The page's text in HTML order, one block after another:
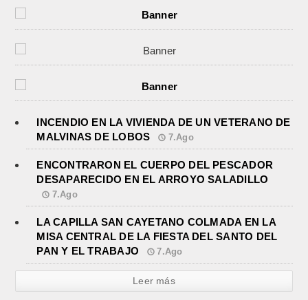
INCENDIO EN LA VIVIENDA DE UN VETERANO DE
MALVINAS DE LOBOS
7.Ago
ENCONTRARON EL CUERPO DEL PESCADOR
DESAPARECIDO EN EL ARROYO SALADILLO
7.Ago
LA CAPILLA SAN CAYETANO COLMADA EN LA
MISA CENTRAL DE LA FIESTA DEL SANTO DEL
PAN Y EL TRABAJO
7.Ago
Leer más